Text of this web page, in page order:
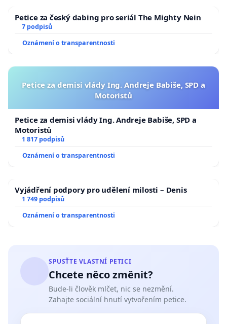
Petice za český dabing pro seriál The Mighty Nein
7 podpisů
Oznámení o transparentnosti
Petice za demisi vlády Ing. Andreje Babiše, SPD a
Motoristů
Petice za demisi vlády Ing. Andreje Babiše, SPD a
Motoristů
1 817 podpisů
Oznámení o transparentnosti
Vyjádření podpory pro udělení milosti – Denis
1 749 podpisů
Oznámení o transparentnosti
SPUSŤTE VLASTNÍ PETICI
Chcete něco změnit?
Bude-li člověk mlčet, nic se nezmění.
Zahajte sociální hnutí vytvořením petice.